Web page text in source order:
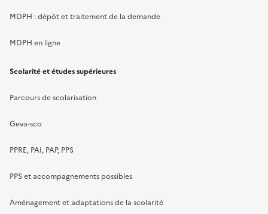
MDPH : dépôt et traitement de la demande
MDPH en ligne
Scolarité et études supérieures
Parcours de scolarisation
Geva-sco
PPRE, PAI, PAP, PPS
PPS et accompagnements possibles
Aménagement et adaptations de la scolarité